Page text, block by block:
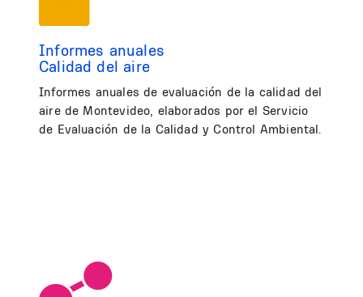
Informes anuales
Calidad del aire
Informes anuales de evaluación de la calidad del
aire de Montevideo, elaborados por el Servicio
de Evaluación de la Calidad y Control Ambiental.